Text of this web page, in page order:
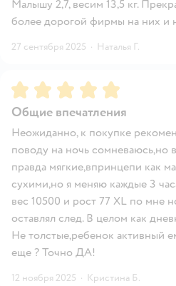
Малышу 2,7, весим 13,5 кг.
более дорогой фирмы на них и
27 сентября 2025 · Наталья Г.
Рейтинг:5
Общие впечатления
Неожиданно, к покупке
поводу на ночь сомневаюсь,но
правда мягкие,впринцепи как
сухими,но я меняю каждые 3
вес 10500 и рост 77 ХL по мне
оставлял след. В целом как
Не толстые,ребенок активный
еще ? Точно ДА!
12 ноября 2025 · Кристина Б.